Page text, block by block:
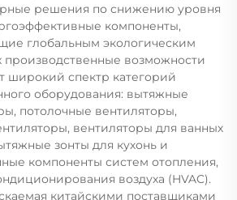
решения по снижению уровня
компоненты,
глобальным экологическим
производственные возможности
широкий спектр категорий
оборудования: вытяжные
потолочные вентиляторы,
вентиляторы для ванных
зонты для кухонь и
компоненты систем отопления,
воздуха (HVAC).
китайскими поставщиками